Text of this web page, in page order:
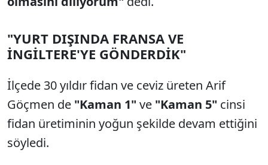
"YURT DIŞINDA FRANSA VE
İNGİLTERE'YE GÖNDERDİK"
İlçede 30 yıldır fidan ve ceviz üreten Arif
Göçmen de "Kaman 1" ve "Kaman 5" cinsi
fidan üretiminin yoğun şekilde devam ettiğini
söyledi.